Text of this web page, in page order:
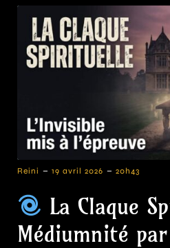
Reini - 19 avril 2026 - 20h43
La Claque
Médiumnité